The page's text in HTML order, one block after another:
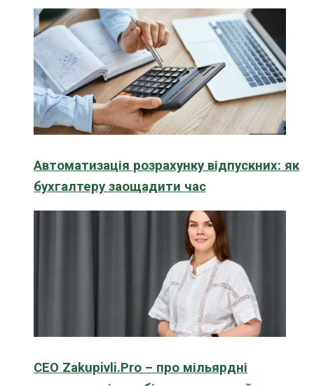
Автоматизація розрахунку відпускних: як
бухгалтеру заощадити час
CEO Zakupivli.Pro – про мільярдні